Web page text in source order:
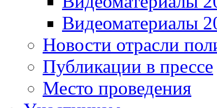
Видеоматериалы
Новости отрасли
Публикации в прессе
Место проведения